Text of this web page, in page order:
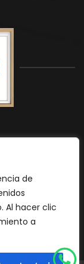
de
Al hacer clic
a
noticias y